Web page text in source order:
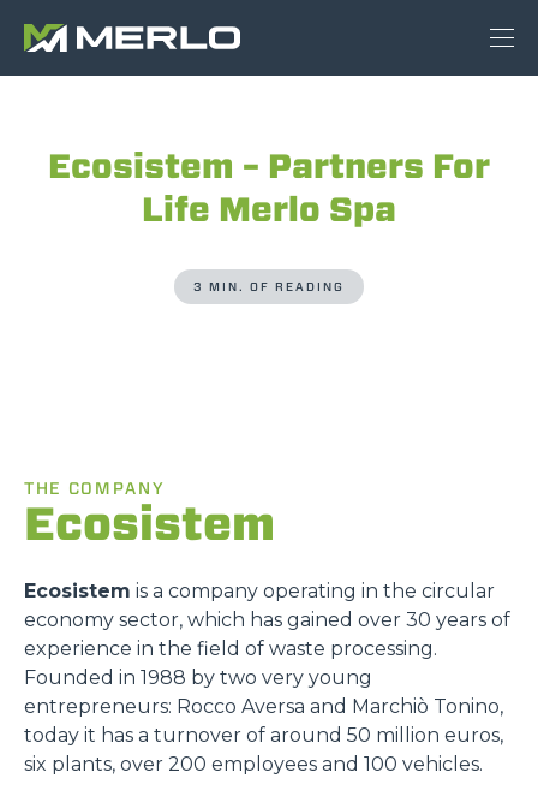
Ecosistem – Partners For
Life Merlo Spa
3 MIN. OF READING
THE COMPANY
Ecosistem
Ecosistem is a company operating in the circular
economy sector, which has gained over 30 years of
experience in the field of waste processing.
Founded in 1988 by two very young
entrepreneurs: Rocco Aversa and Marchiò Tonino,
today it has a turnover of around 50 million euros,
six plants, over 200 employees and 100 vehicles.